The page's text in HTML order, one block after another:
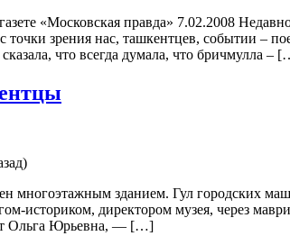
«Московская правда» 7.02.2008
точки зрения нас, ташкентцев, событии –
что всегда думала, что бричмулла –
многоэтажным зданием. Гул городских
историком, директором музея, через
Ольга Юрьевна, — […]